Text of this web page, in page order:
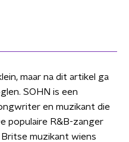
maar na dit artikel ga
SOHN is een
en muzikant die
populaire R&B-zanger
Britse muzikant wiens